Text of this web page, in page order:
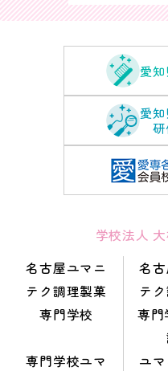
愛
愛
学校法人
名古屋ユマニ
テク調理製菓
専門学校
名
テ
専門
専門学校ユマ
ユ